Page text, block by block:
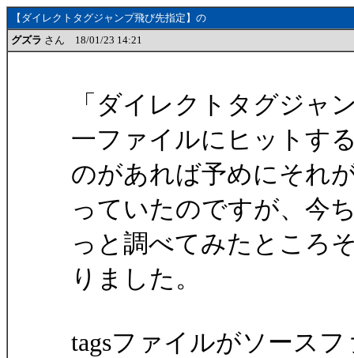
【ダイレクトタグジャンプ飛び先指定】の
グズラ さん 18/01/23 14:21
「ダイレクトタグジャ
一ファイルにヒットす
のがあれば予めにそれ
っていたのですが、今
っと調べてみたところ
りました。
tagsファイルがソース